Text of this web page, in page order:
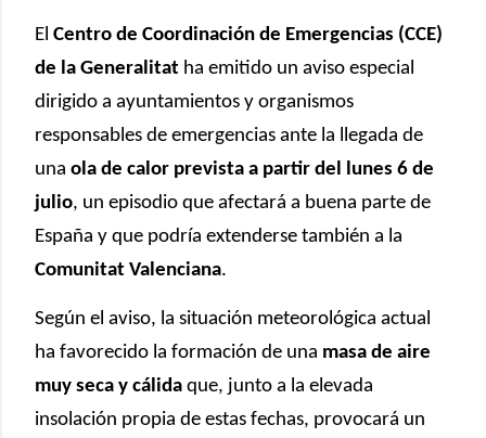
El Centro de Coordinación de Emergencias (CCE)
de la Generalitat ha emitido un aviso especial
dirigido a ayuntamientos y organismos
responsables de emergencias ante la llegada de
una ola de calor prevista a partir del lunes 6 de
julio, un episodio que afectará a buena parte de
España y que podría extenderse también a la
Comunitat Valenciana.
Según el aviso, la situación meteorológica actual
ha favorecido la formación de una masa de aire
muy seca y cálida que, junto a la elevada
insolación propia de estas fechas, provocará un